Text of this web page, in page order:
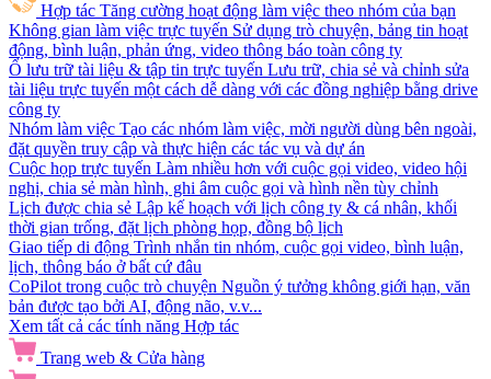
Hợp tác Tăng cường hoạt động làm việc theo nhóm của bạn
Không gian làm việc trực tuyến Sử dụng trò chuyện, bảng tin hoạt
động, bình luận, phản ứng, video thông báo toàn công ty
Ổ lưu trữ tài liệu & tập tin trực tuyến Lưu trữ, chia sẻ và chỉnh sửa
tài liệu trực tuyến một cách dễ dàng với các đồng nghiệp bằng drive
công ty
Nhóm làm việc Tạo các nhóm làm việc, mời người dùng bên ngoài,
đặt quyền truy cập và thực hiện các tác vụ và dự án
Cuộc họp trực tuyến Làm nhiều hơn với cuộc gọi video, video hội
nghị, chia sẻ màn hình, ghi âm cuộc gọi và hình nền tùy chỉnh
Lịch được chia sẻ Lập kế hoạch với lịch công ty & cá nhân, khối
thời gian trống, đặt lịch phòng họp, đồng bộ lịch
Giao tiếp di động Trình nhắn tin nhóm, cuộc gọi video, bình luận,
lịch, thông báo ở bất cứ đâu
CoPilot trong cuộc trò chuyện Nguồn ý tưởng không giới hạn, văn
bản được tạo bởi AI, động não, v.v...
Xem tất cả các tính năng Hợp tác
Trang web & Cửa hàng